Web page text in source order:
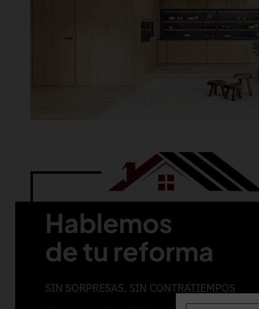
Hablemos
de tu reforma
SIN SORPRESAS, SIN CONTRATIEMPOS